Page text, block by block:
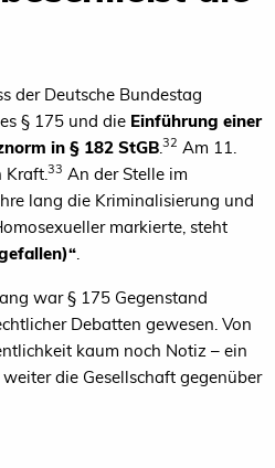
der Deutsche Bundestag
§ 175 und die Einführung einer
in § 182 StGB.32 Am 11.
Kraft.33 An der Stelle im
lang die Kriminalisierung und
markierte, steht
.
war § 175 Gegenstand
Debatten gewesen. Von
kaum noch Notiz – ein
die Gesellschaft gegenüber